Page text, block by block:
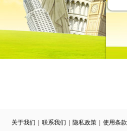
关于我们 联系我们 隐私政策
使用条款